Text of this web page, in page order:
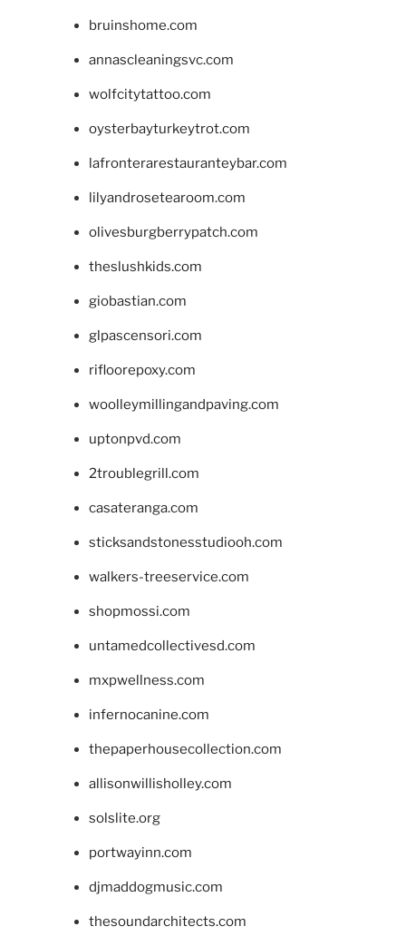
bruinshome.com
annascleaningsvc.com
wolfcitytattoo.com
oysterbayturkeytrot.com
lafronterarestauranteybar.com
lilyandrosetearoom.com
olivesburgberrypatch.com
theslushkids.com
giobastian.com
glpascensori.com
rifloorepoxy.com
woolleymillingandpaving.com
uptonpvd.com
2troublegrill.com
casateranga.com
sticksandstonesstudiooh.com
walkers-treeservice.com
shopmossi.com
untamedcollectivesd.com
mxpwellness.com
infernocanine.com
thepaperhousecollection.com
allisonwillisholley.com
solslite.org
portwayinn.com
djmaddogmusic.com
thesoundarchitects.com